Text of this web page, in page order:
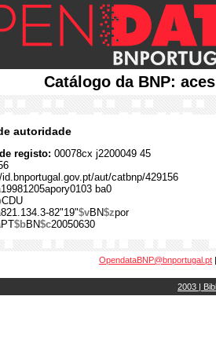
Catálogo da BNP:
autoridade
registo: 00078cx j2200049 45
id.bnportugal.gov.pt/aut/catbnp/429156
19981205apory0103 ba0
CDU
821.134.3-82"19"$vBN$zpor
PT$bBN$c20050630
OpendataBNP@bnportugal.pt
2003 |